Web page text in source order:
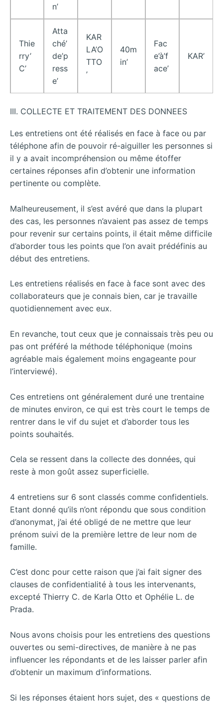
n’
Thie
rry’
C’
Atta
ché’
de’p
ress
e’
KAR
LA’O
TTO
’
40m
in’
Fac
e’à’f
ace’
KAR’
III. COLLECTE ET TRAITEMENT DES DONNEES
Les entretiens ont été réalisés en face à face ou par
téléphone afin de pouvoir ré-aiguiller les personnes si
il y a avait incompréhension ou même étoffer
certaines réponses afin d’obtenir une information
pertinente ou complète.
Malheureusement, il s’est avéré que dans la plupart
des cas, les personnes n’avaient pas assez de temps
pour revenir sur certains points, il était même difficile
d’aborder tous les points que l’on avait prédéfinis au
début des entretiens.
Les entretiens réalisés en face à face sont avec des
collaborateurs que je connais bien, car je travaille
quotidiennement avec eux.
En revanche, tout ceux que je connaissais très peu ou
pas ont préféré la méthode téléphonique (moins
agréable mais également moins engageante pour
l’interviewé).
Ces entretiens ont généralement duré une trentaine
de minutes environ, ce qui est très court le temps de
rentrer dans le vif du sujet et d’aborder tous les
points souhaités.
Cela se ressent dans la collecte des données, qui
reste à mon goût assez superficielle.
4 entretiens sur 6 sont classés comme confidentiels.
Etant donné qu’ils n’ont répondu que sous condition
d’anonymat, j’ai été obligé de ne mettre que leur
prénom suivi de la première lettre de leur nom de
famille.
C’est donc pour cette raison que j’ai fait signer des
clauses de confidentialité à tous les intervenants,
excepté Thierry C. de Karla Otto et Ophélie L. de
Prada.
Nous avons choisis pour les entretiens des questions
ouvertes ou semi-directives, de manière à ne pas
influencer les répondants et de les laisser parler afin
d’obtenir un maximum d’informations.
Si les réponses étaient hors sujet, des « questions de